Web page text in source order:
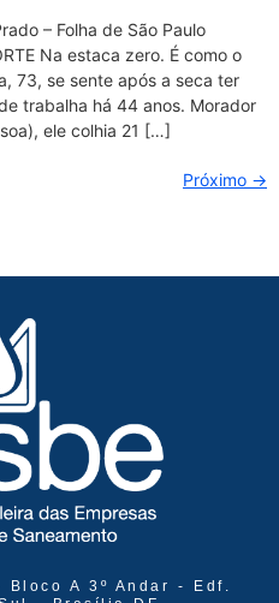
– Folha de São Paulo
Na estaca zero. É como o
73, se sente após a seca ter
trabalha há 44 anos. Morador
ele colhia 21 […]
Próximo →
A 3º Andar - Edf.